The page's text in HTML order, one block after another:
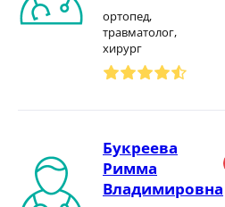
ортопед,
травматолог,
хирург
Букреева
Римма
Владимировна